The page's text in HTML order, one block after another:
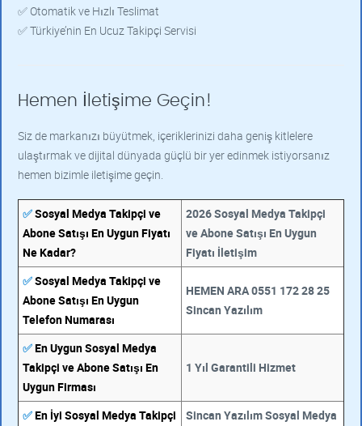
✅ Otomatik ve Hızlı Teslimat
✅ Türkiye’nin En Ucuz Takipçi Servisi
Hemen İletişime Geçin!
Siz de markanızı büyütmek, içeriklerinizi daha geniş kitlelere
ulaştırmak ve dijital dünyada güçlü bir yer edinmek istiyorsanız
hemen bizimle iletişime geçin.
✅Sosyal Medya Takipçi ve
Abone Satışı En Uygun Fiyatı
Ne Kadar?
2026 Sosyal Medya Takipçi
ve Abone Satışı En Uygun
Fiyatı İletişim
✅Sosyal Medya Takipçi ve
Abone Satışı En Uygun
Telefon Numarası
HEMEN ARA 0551 172 28 25
Sincan Yazılım
✅En Uygun Sosyal Medya
Takipçi ve Abone Satışı En
Uygun Firması
1 Yıl Garantili Hizmet
✅En İyi Sosyal Medya Takipçi
Sincan Yazılım Sosyal Medya